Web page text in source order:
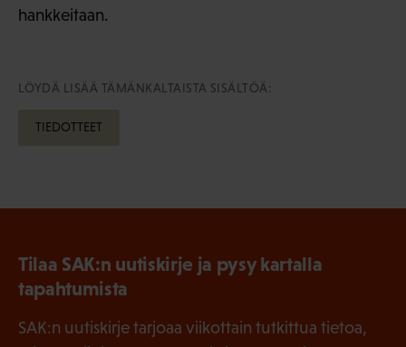
hankkeitaan.
LÖYDÄ LISÄÄ TÄMÄNKALTAISTA SISÄLTÖÄ:
TIEDOTTEET
Tilaa SAK:n uutiskirje ja pysy kartalla
tapahtumista
SAK:n uutiskirje tarjoaa viikottain tutkittua tietoa,